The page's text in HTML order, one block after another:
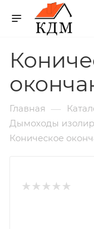
Главная —
Дымоходы
Коническое